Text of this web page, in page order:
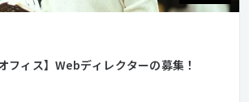
フィス】Webディレクターの募集！